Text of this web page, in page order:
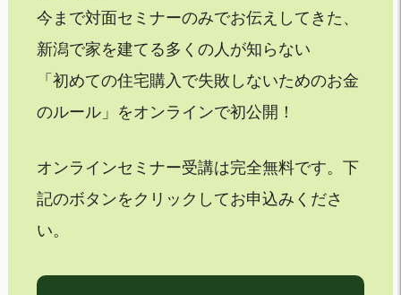
今まで対面セミナーのみでお伝えしてきた、
新潟で家を建てる多くの人が知らない
「初めての住宅購入で失敗しないためのお金
のルール」をオンラインで初公開！
オンラインセミナー受講は完全無料です。下
記のボタンをクリックしてお申込みくださ
い。